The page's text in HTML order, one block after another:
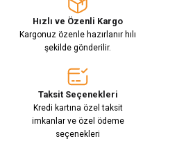
Hızlı ve Özenli Kargo
Kargonuz özenle hazırlanır hılı
şekilde gönderilir.
Taksit Seçenekleri
Kredi kartına özel taksit
imkanlar ve özel ödeme
seçenekleri